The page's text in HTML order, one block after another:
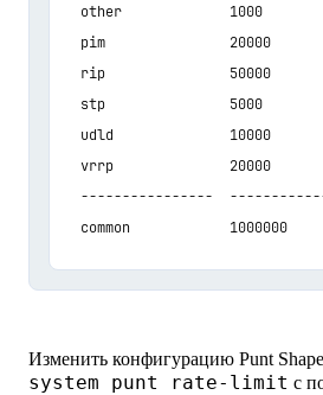
other             1000
pim               20000
rip               50000
stp               5000
udld              10000
vrrp              20000
----------------
Изменить конфигурацию Punt
system punt rate-limit с